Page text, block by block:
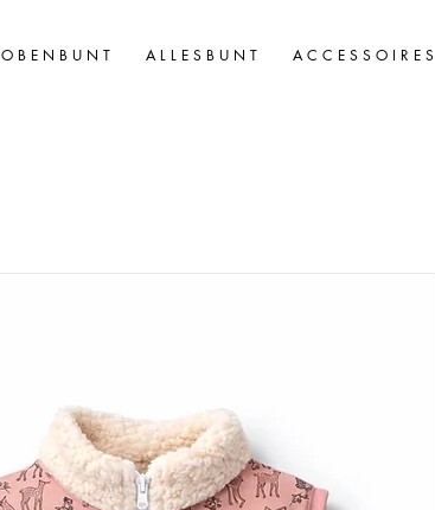
O B E N B U N T A L L E S B U N T A C C E S S O I R E S